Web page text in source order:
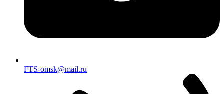
FTS-omsk@mail.ru